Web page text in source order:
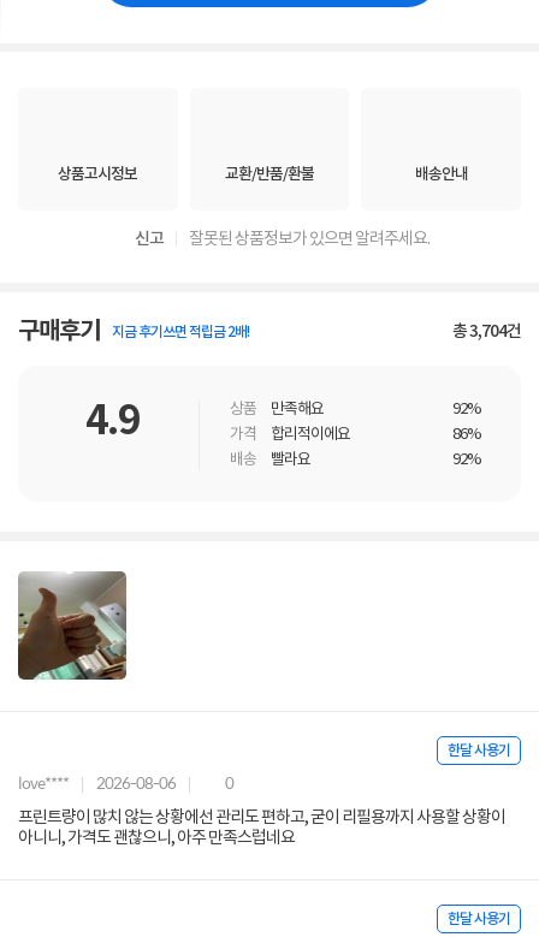
상품고시정보 교환/반품/환불 배송안내
신고 잘못된 상품정보가 있으면 알려주세요.
구매후기 지금 후기쓰면 적립금 2배! 총3,704건
4.9 상품 만족해요
92%
가격
합리적이에요
86%
배송
빨라요 92%
한달 사용기
love**** 2026-08-06 0
프린트량이 많치 않는 상황에선 관리도 편하고, 굳이 리필용까지 사용할 상황이
아니니, 가격도 괜찮으니, 아주 만족스럽네요
한달 사용기